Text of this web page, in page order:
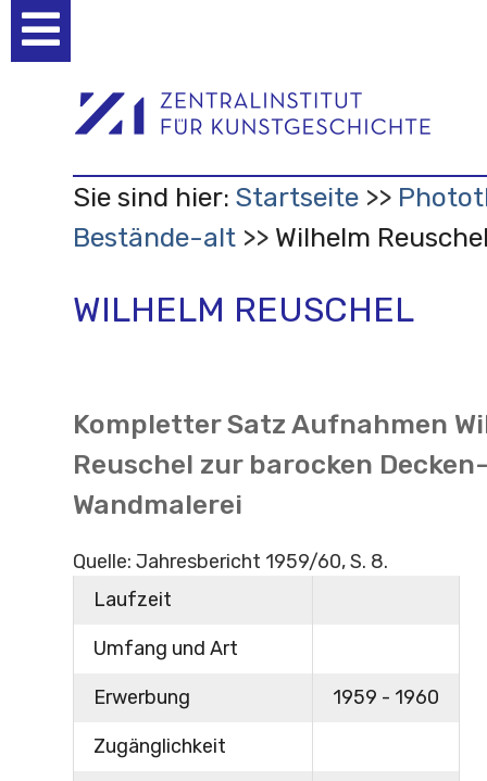
Werkzeuge
Sie sind hier: Startseite
Bestände-alt
Wilhelm
WILHELM REUSCHEL
Kompletter Satz Aufnahmen
Reuschel zur barocken
Wandmalerei
Quelle: Jahresbericht 1959/60, S. 8.
Laufzeit
Umfang und Art
Erwerbung 1959 - 1960
Zugänglichkeit